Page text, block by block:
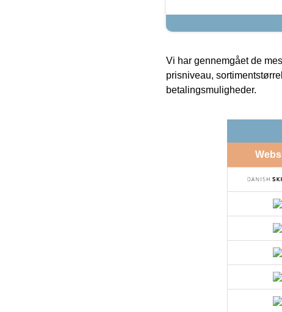
Vi har gennemgået de
prisniveau,
betalingsmuligheder.